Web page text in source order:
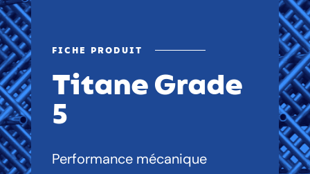
FICHE PRODUIT
Titane Grade
5
Performance mécanique